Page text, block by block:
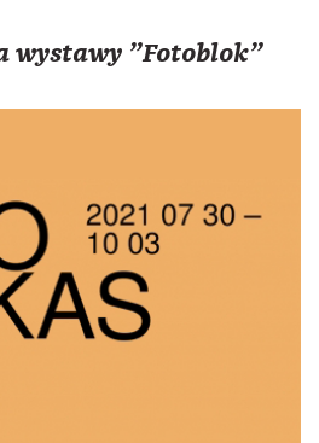
wystawy "Fotoblok"